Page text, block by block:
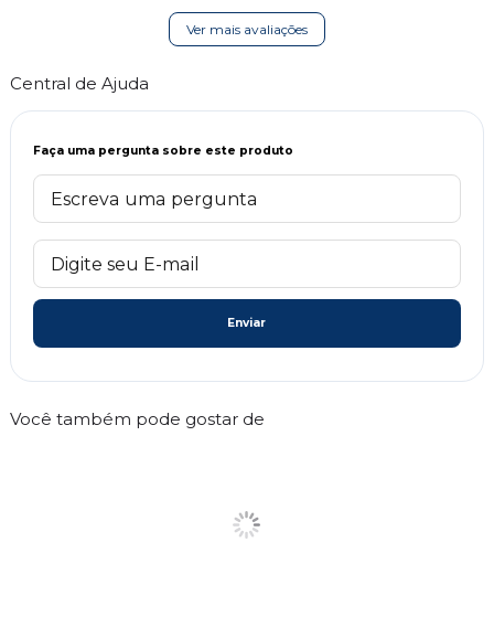
Ver mais avaliações
Central de Ajuda
Faça uma pergunta sobre este produto
Enviar
Você também pode gostar de